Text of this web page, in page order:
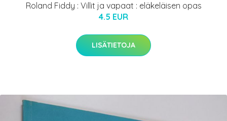
Roland Fiddy : Villit ja vapaat : eläkeläisen opas
4.5 EUR
LISÄTIETOJA